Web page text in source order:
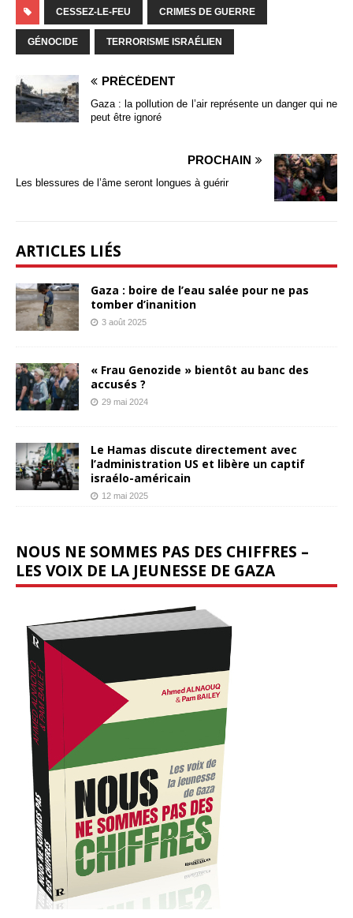
CESSEZ-LE-FEU CRIMES DE GUERRE
GÉNOCIDE TERRORISME ISRAÉLIEN
PRÉCÉDENT
Gaza : la pollution de l’air représente un danger qui ne
peut être ignoré
PROCHAIN
Les blessures de l’âme seront longues à guérir
ARTICLES LIÉS
Gaza : boire de l’eau salée pour ne pas
tomber d’inanition
3 août 2025
« Frau Genozide » bientôt au banc des
accusés ?
29 mai 2024
Le Hamas discute directement avec
l’administration US et libère un captif
israélo-américain
12 mai 2025
NOUS NE SOMMES PAS DES CHIFFRES –
LES VOIX DE LA JEUNESSE DE GAZA